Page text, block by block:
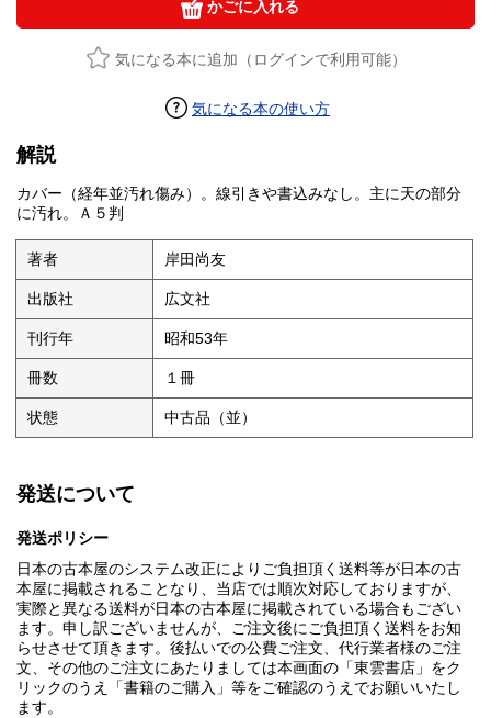
かごに入れる
気になる本に追加（ログインで利用可能）
気になる本の使い方
解説
カバー（経年並汚れ傷み）。線引きや書込みなし。主に天の部分
に汚れ。Ａ５判
著者 岸田尚友
出版社 広文社
刊行年 昭和53年
冊数 １冊
状態 中古品（並）
発送について
発送ポリシー
日本の古本屋のシステム改正によりご負担頂く送料等が日本の古
本屋に掲載されることなり、当店では順次対応しておりますが、
実際と異なる送料が日本の古本屋に掲載されている場合もござい
ます。申し訳ございませんが、ご注文後にご負担頂く送料をお知
らせさせて頂きます。後払いでの公費ご注文、代行業者様のご注
文、その他のご注文にあたりましては本画面の「東雲書店」をク
リックのうえ「書籍のご購入」等をご確認のうえでお願いいたし
ます。